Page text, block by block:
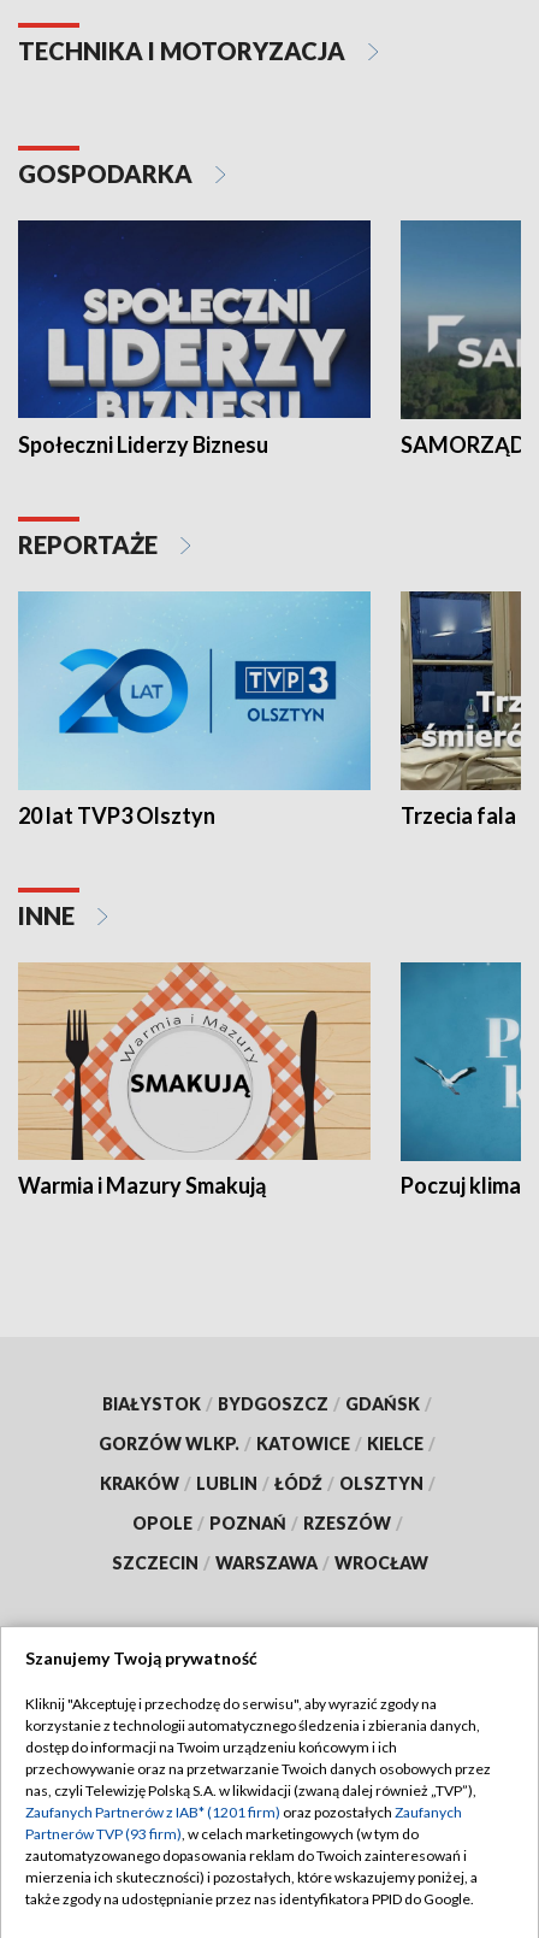
TECHNIKA I MOTORYZACJA
GOSPODARKA
Społeczni Liderzy Biznesu SAMORZĄD
REPORTAŻE
20 lat TVP3 Olsztyn Trzecia fala -
INNE
Warmia i Mazury Smakują Poczuj klimat
BIAŁYSTOK / BYDGOSZCZ / GDAŃSK /
GORZÓW WLKP. / KATOWICE / KIELCE /
KRAKÓW / LUBLIN / ŁÓDŹ / OLSZTYN /
OPOLE / POZNAŃ / RZESZÓW /
SZCZECIN / WARSZAWA / WROCŁAW
TVP
Abonament TVP
Emisja w TVP
Centrum informacji TVP
Naziemna Telewizja Cyfrowa
Regulamin TVP
Polityka prywatności
Moje zgody
Pomoc
Szanujemy Twoją prywatność
Kliknij "Akceptuję i przechodzę do serwisu", aby wyrazić zgody na
korzystanie z technologii automatycznego śledzenia i zbierania danych,
dostęp do informacji na Twoim urządzeniu końcowym i ich
przechowywanie oraz na przetwarzanie Twoich danych osobowych przez
nas, czyli Telewizję Polską S.A. w likwidacji (zwaną dalej również „TVP”),
Zaufanych Partnerów z IAB* (1201 firm) oraz pozostałych Zaufanych
Partnerów TVP (93 firm), w celach marketingowych (w tym do
zautomatyzowanego dopasowania reklam do Twoich zainteresowań i
mierzenia ich skuteczności) i pozostałych, które wskazujemy poniżej, a
także zgody na udostępnianie przez nas identyfikatora PPID do Google.